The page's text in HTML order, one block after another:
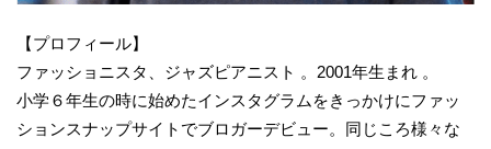
【プロフィール】
ファッショニスタ、ジャズピアニスト 。2001年生まれ 。
小学６年生の時に始めたインスタグラムをきっかけにファッ
ションスナップサイトでブロガーデビュー。同じころ様々な